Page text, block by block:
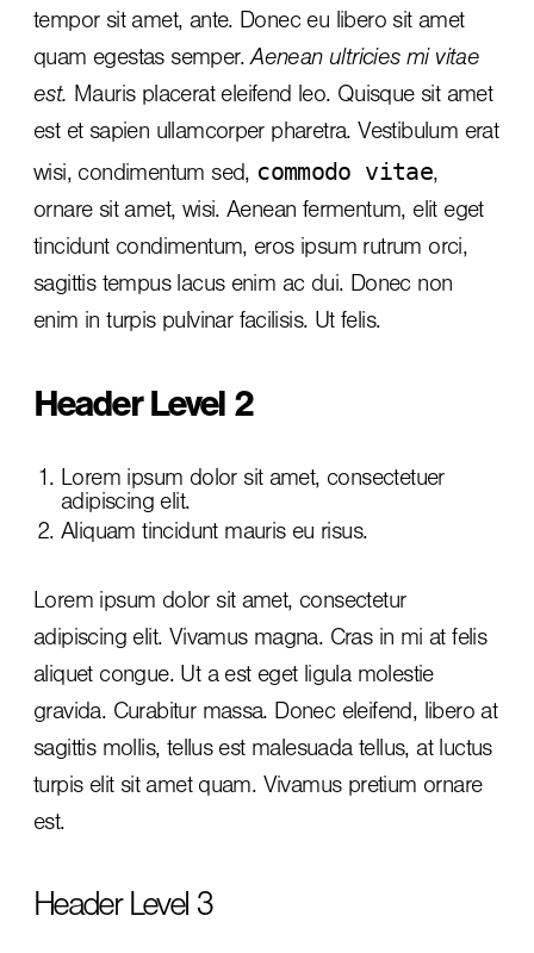
tempor sit amet, ante. Donec eu libero sit amet
quam egestas semper.Aenean ultricies mi vitae
est. Mauris placerat eleifend leo. Quisque sit amet
est et sapien ullamcorper pharetra. Vestibulum erat
wisi, condimentum sed, commodo vitae,
ornare sit amet, wisi. Aenean fermentum, elit eget
tincidunt condimentum, eros ipsum rutrum orci,
sagittis tempus lacus enim ac dui. Donec non
enim in turpis pulvinar facilisis. Ut felis.
Header Level 2
Lorem ipsum dolor sit amet, consectetuer
adipiscing elit.
Aliquam tincidunt mauris eu risus.
Lorem ipsum dolor sit amet, consectetur
adipiscing elit. Vivamus magna. Cras in mi at felis
aliquet congue. Ut a est eget ligula molestie
gravida. Curabitur massa. Donec eleifend, libero at
sagittis mollis, tellus est malesuada tellus, at luctus
turpis elit sit amet quam. Vivamus pretium ornare
est.
Header Level 3